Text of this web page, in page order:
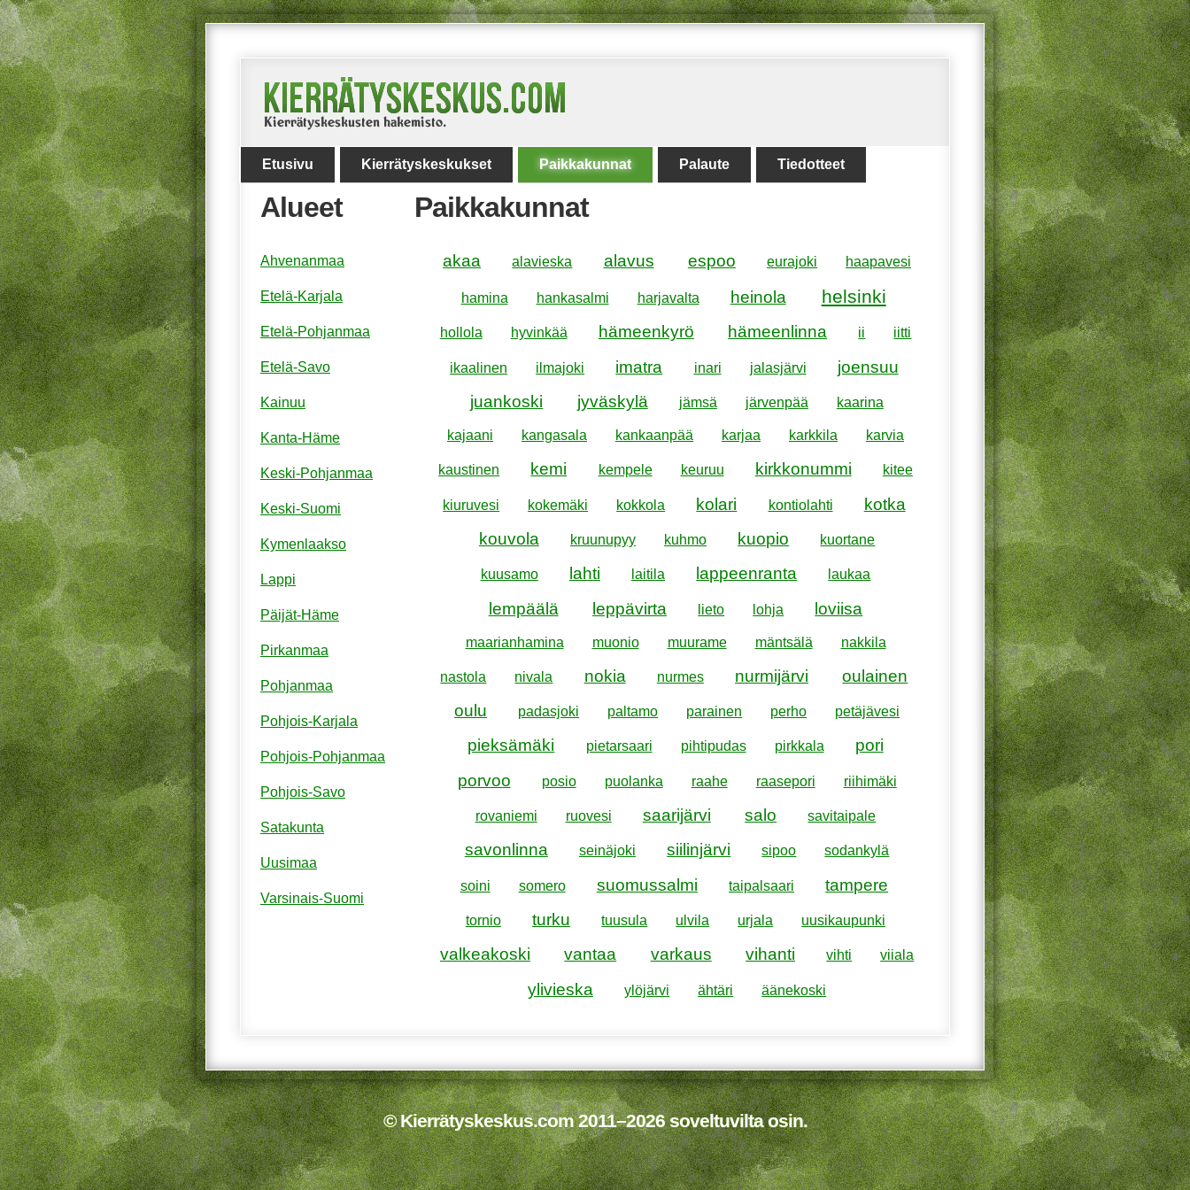
Etusivu Kierrätyskeskukset Paikkakunnat Palaute Tiedotteet
Paikkakunnat
akaa alavieska alavus espoo eurajoki haapavesi
hamina hankasalmi harjavalta heinola helsinki
hollola hyvinkää hämeenkyrö hämeenlinna ii iitti
ikaalinen ilmajoki imatra inari jalasjärvi
joensuu
juankoski
jyväskylä jämsä järvenpää kaarina
kajaani kangasala kankaanpää karjaa karkkila karvia
kaustinen kemi kempele keuruu kirkkonummi kitee
kiuruvesi kokemäki kokkola kolari kontiolahti
kotka
kouvola
kruunupyy kuhmo kuopio kuortane
kuusamo lahti laitila lappeenranta laukaa
lempäälä leppävirta lieto lohja loviisa
maarianhamina muonio muurame mäntsälä nakkila
nastola nivala nokia nurmes nurmijärvi
oulainen
oulu
padasjoki paltamo parainen perho petäjävesi
pieksämäki pietarsaari pihtipudas pirkkala
pori
porvoo
posio puolanka raahe raasepori riihimäki
rovaniemi ruovesi saarijärvi salo savitaipale
savonlinna seinäjoki siilinjärvi sipoo sodankylä
soini somero suomussalmi taipalsaari tampere
tornio turku tuusula ulvila urjala uusikaupunki
valkeakoski vantaa varkaus vihanti vihti viiala
ylivieska ylöjärvi ähtäri äänekoski
Alueet
Ahvenanmaa
Etelä-Karjala
Etelä-Pohjanmaa
Etelä-Savo
Kainuu
Kanta-Häme
Keski-Pohjanmaa
Keski-Suomi
Kymenlaakso
Lappi
Päijät-Häme
Pirkanmaa
Pohjanmaa
Pohjois-Karjala
Pohjois-Pohjanmaa
Pohjois-Savo
Satakunta
Uusimaa
Varsinais-Suomi
© Kierrätyskeskus.com 2011–2026 soveltuvilta osin.